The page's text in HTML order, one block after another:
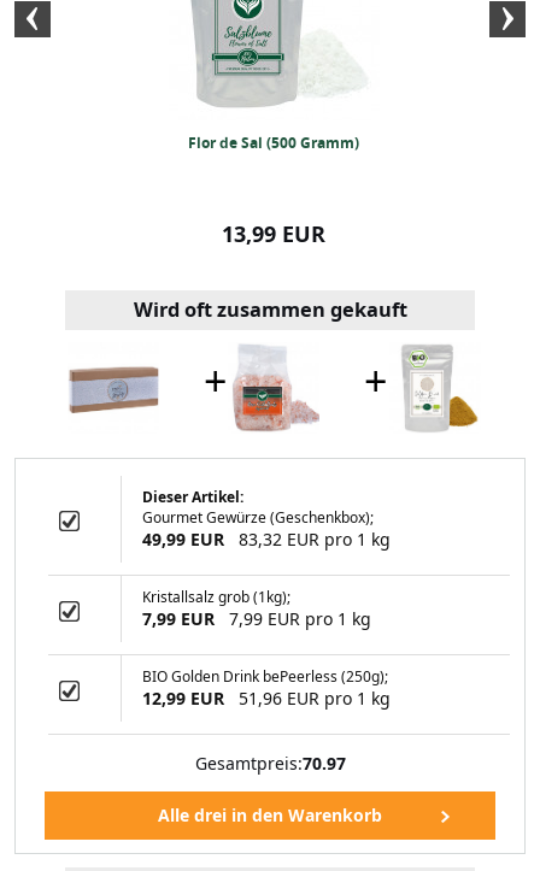
Flor de Sal (500 Gramm)
13,99 EUR
Gramm)
EUR
Wird oft zusammen gekauft
+ +
Dieser Artikel:
Gourmet Gewürze (Geschenkbox);
49,99 EUR 83,32 EUR pro 1 kg
Kristallsalz grob (1kg);
7,99 EUR 7,99 EUR pro 1 kg
BIO Golden Drink bePeerless (250g);
12,99 EUR 51,96 EUR pro 1 kg
Gesamtpreis:70.97